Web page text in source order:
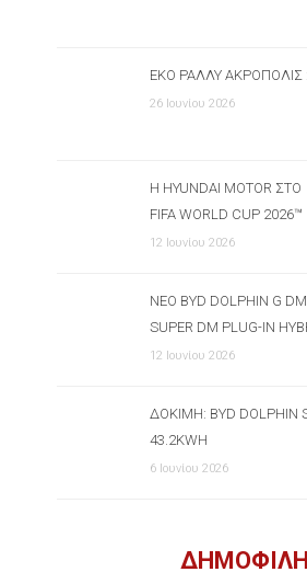
ΕΚΟ ΡΆΛΛΥ
26 Ιουνίου 2026
Η HYUNDAI MOTOR ΣΤΟ
FIFA WORLD CUP 2026™
12 Ιουνίου 2026
ΝΈΟ BYD DOLPHIN G
SUPER DM PLUG-IN
12 Ιουνίου 2026
ΔΟΚΙΜΉ: BYD DOLPHIN
43.2KWH
6 Ιουνίου 2026
ΔΗΜΟΦΙΛΗ